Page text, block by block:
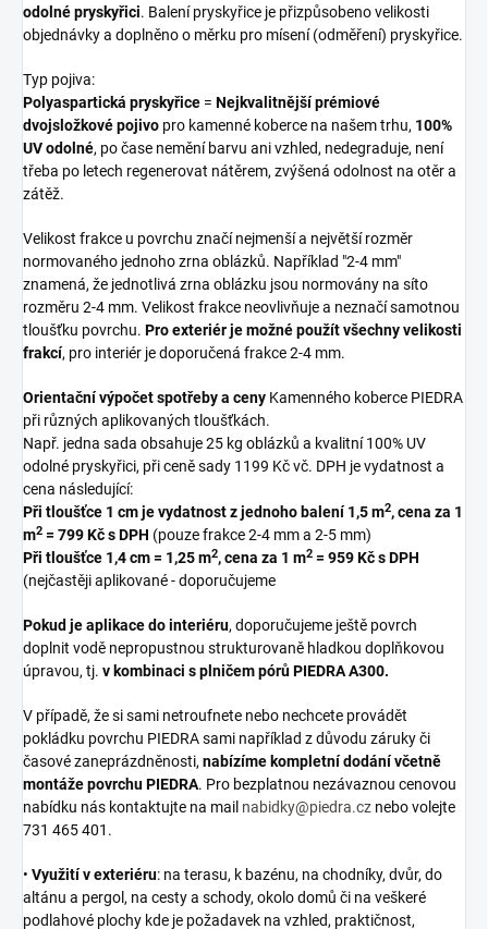
odolné pryskyřici. Balení pryskyřice je přizpůsobeno velikosti
objednávky a doplněno o měrku pro mísení (odměření) pryskyřice.
Typ pojiva:
Polyaspartická pryskyřice = Nejkvalitnější prémiové
dvojsložkové pojivo pro kamenné koberce na našem trhu, 100%
UV odolné, po čase nemění barvu ani vzhled, nedegraduje, není
třeba po letech regenerovat nátěrem, zvýšená odolnost na otěr a
zátěž.
Velikost frakce u povrchu značí nejmenší a největší rozměr
normovaného jednoho zrna oblázků. Například "2-4 mm"
znamená, že jednotlivá zrna oblázku jsou normovány na síto
rozměru 2-4 mm. Velikost frakce neovlivňuje a neznačí samotnou
tloušťku povrchu. Pro exteriér je možné použít všechny velikosti
frakcí, pro interiér je doporučená frakce 2-4 mm.
Orientační výpočet spotřeby a ceny Kamenného koberce PIEDRA
při různých aplikovaných tloušťkách.
Např. jedna sada obsahuje 25 kg oblázků a kvalitní 100% UV
odolné pryskyřici, při ceně sady 1199 Kč vč. DPH je vydatnost a
cena následující:
Při tloušťce 1 cm je vydatnost z jednoho balení 1,5 m2, cena za 1
m2 = 799 Kč s DPH (pouze frakce 2-4 mm a 2-5 mm)
Při tloušťce 1,4 cm = 1,25 m2, cena za 1 m2 = 959 Kč s DPH
(nejčastěji aplikované - doporučujeme
Pokud je aplikace do interiéru, doporučujeme ještě povrch
doplnit vodě nepropustnou strukturovaně hladkou doplňkovou
úpravou, tj. v kombinaci s plničem pórů PIEDRA A300.
V případě, že si sami netroufnete nebo nechcete provádět
pokládku povrchu PIEDRA sami například z důvodu záruky či
časové zaneprázdněnosti, nabízíme kompletní dodání včetně
montáže povrchu PIEDRA. Pro bezplatnou nezávaznou cenovou
nabídku nás kontaktujte na mail nabidky@piedra.cz nebo volejte
731 465 401.
• Využití v exteriéru: na terasu, k bazénu, na chodníky, dvůr, do
altánu a pergol, na cesty a schody, okolo domů či na veškeré
podlahové plochy kde je požadavek na vzhled, praktičnost,